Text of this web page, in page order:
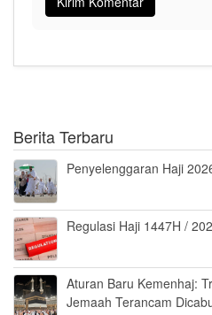
Berita Terbaru
Penyelenggaran Haji
Regulasi Haji 1447H /
Aturan Baru Kemenhaj:
Jemaah Terancam